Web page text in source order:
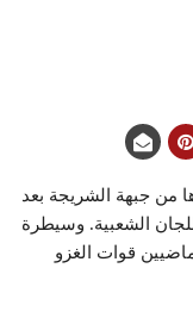
من جبهة الشريجة بعد
الشعبية. وسيطرة
قوات الغزو